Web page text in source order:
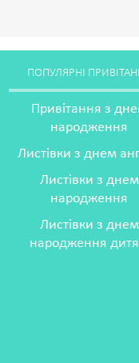
ПОПУЛЯРНІ
Привітання з
народження
Листівки з днем
Листівки з днем
народження
Листівки з днем
народження